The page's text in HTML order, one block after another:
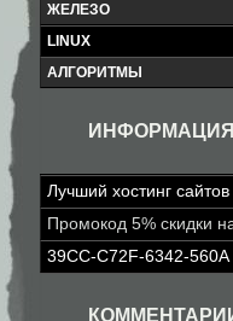
ЖЕЛЕЗО
LINUX
АЛГОРИТМЫ
ИНФОРМАЦИЯ
Лучший хостинг
Промокод 5% скидки
39CC-C72F-6342-560A